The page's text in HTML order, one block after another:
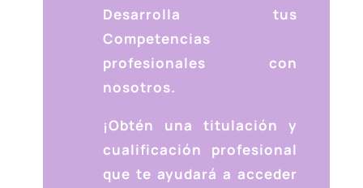
Desarrolla tus
Competencias
profesionales con
nosotros.
¡Obtén una titulación y
cualificación profesional
que te ayudará a acceder